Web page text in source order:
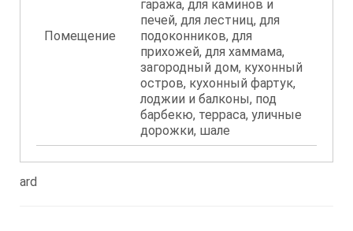
Помещение
гаража, для каминов и
печей, для лестниц, для
подоконников, для
прихожей, для хаммама,
загородный дом, кухонный
остров, кухонный фартук,
лоджии и балконы, под
барбекю, терраса, уличные
дорожки, шале
ard